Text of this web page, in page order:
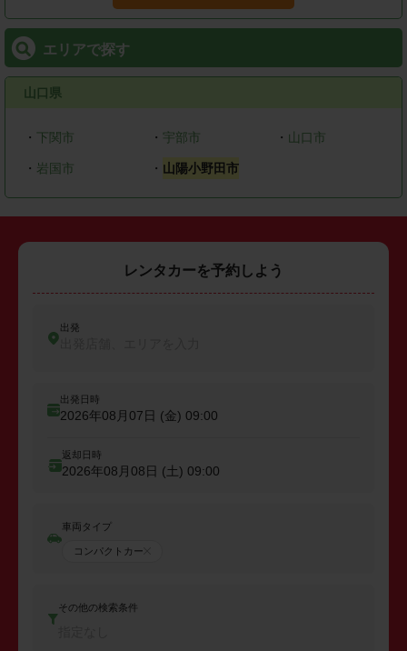
エリアで探す
山口県
・ 下関市 ・ 宇部市 ・ 山口市
・ 岩国市 ・ 山陽小野田市
レンタカーを予約しよう
出発
出発日時
2026年08月07日 (金) 09:00
返却日時
2026年08月08日 (土) 09:00
車両タイプ
コンパクトカー
その他の検索条件